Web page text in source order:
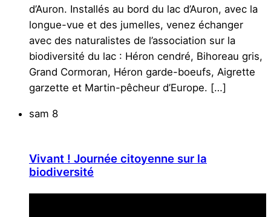
d’Auron. Installés au bord du lac d’Auron, avec la
longue-vue et des jumelles, venez échanger
avec des naturalistes de l’association sur la
biodiversité du lac : Héron cendré, Bihoreau gris,
Grand Cormoran, Héron garde-boeufs, Aigrette
garzette et Martin-pêcheur d’Europe. […]
sam 8
Vivant ! Journée citoyenne sur la
biodiversité